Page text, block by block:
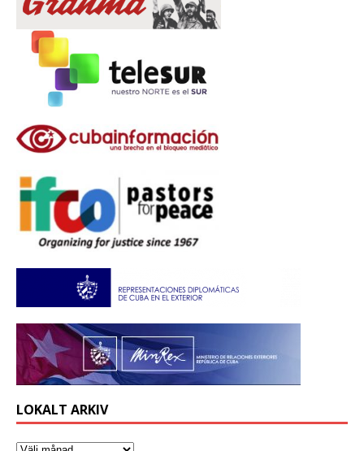
LOKALT ARKIV